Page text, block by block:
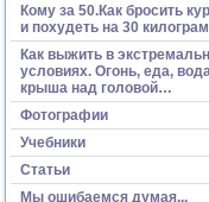
Кому за 50.Как бросить
и похудеть на 30
Как выжить в
условиях. Огонь, еда,
крыша над головой…
Фотографии
Учебники
Статьи
Мы ошибаемся думая...